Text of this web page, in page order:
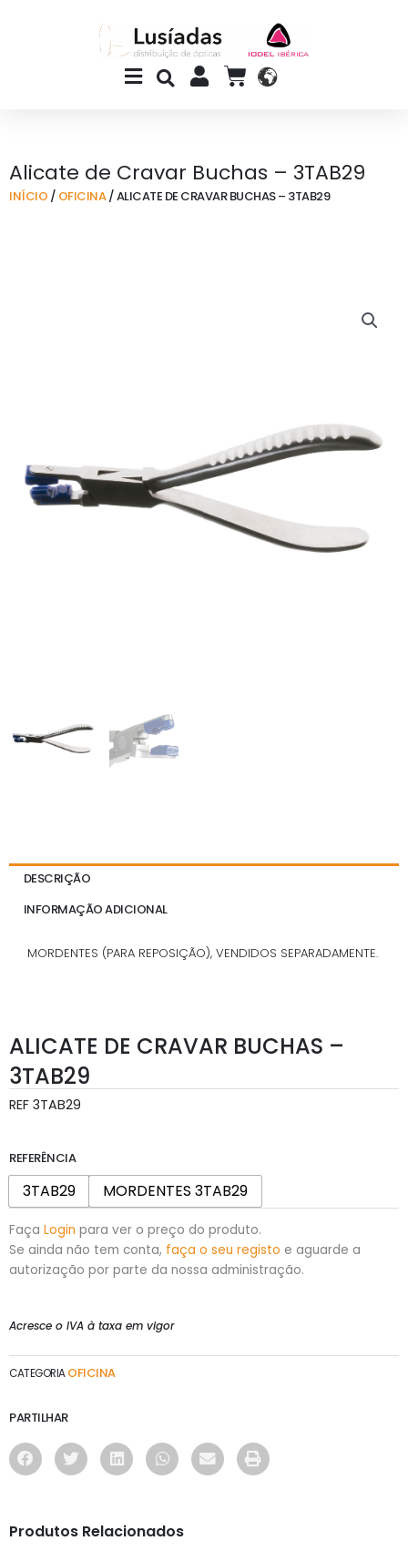
Main
Menu
CART
Alicate de Cravar Buchas – 3TAB29
INÍCIO / OFICINA/ ALICATE DE CRAVAR BUCHAS – 3TAB29
DESCRIÇÃO
INFORMAÇÃO ADICIONAL
MORDENTES (PARA REPOSIÇÃO), VENDIDOS SEPARADAMENTE.
ALICATE DE CRAVAR BUCHAS –
3TAB29
REF 3TAB29
REFERÊNCIA
3TAB29 MORDENTES 3TAB29
Faça Login para ver o preço do produto.
Se ainda não tem conta, faça o seu registo e aguarde a
autorização por parte da nossa administração.
Acresce o IVA à taxa em vigor
CATEGORIA OFICINA
PARTILHAR
Produtos Relacionados